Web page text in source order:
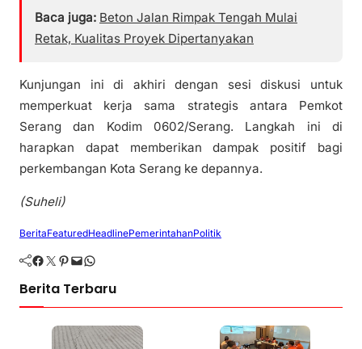
Baca juga: Beton Jalan Rimpak Tengah Mulai
Retak, Kualitas Proyek Dipertanyakan
Kunjungan ini di akhiri dengan sesi diskusi untuk
memperkuat kerja sama strategis antara Pemkot
Serang dan Kodim 0602/Serang. Langkah ini di
harapkan dapat memberikan dampak positif bagi
perkembangan Kota Serang ke depannya.
(Suheli)
BeritaFeaturedHeadlinePemerintahanPolitik
Facebook Twitter Pinterest Mail WhatsApp
Berita Terbaru